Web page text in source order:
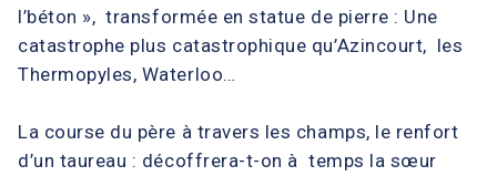
l’béton », transformée en statue de pierre : Une
catastrophe plus catastrophique qu’Azincourt, les
Thermopyles, Waterloo…
La course du père à travers les champs, le renfort
d’un taureau : décoffrera-t-on à temps la sœur